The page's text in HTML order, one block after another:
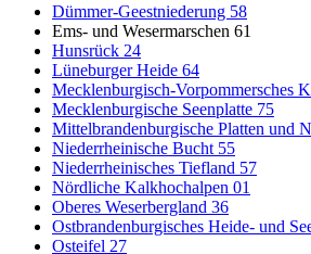
Dümmer-Geestniederung 58
Ems- und Wesermarschen 61
Hunsrück 24
Lüneburger Heide 64
Mecklenburgisch-Vorpommersches
Mecklenburgische Seenplatte 75
Mittelbrandenburgische Platten und
Niederrheinische Bucht 55
Niederrheinisches Tiefland 57
Nördliche Kalkhochalpen 01
Oberes Weserbergland 36
Ostbrandenburgisches Heide- und
Osteifel 27